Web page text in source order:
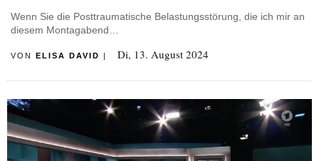
Wenn Sie die Posttraumatische Belastungsstörung, die ich mir an
diesem Montagabend…
VON ELISA DAVID Di, 13. August 2024